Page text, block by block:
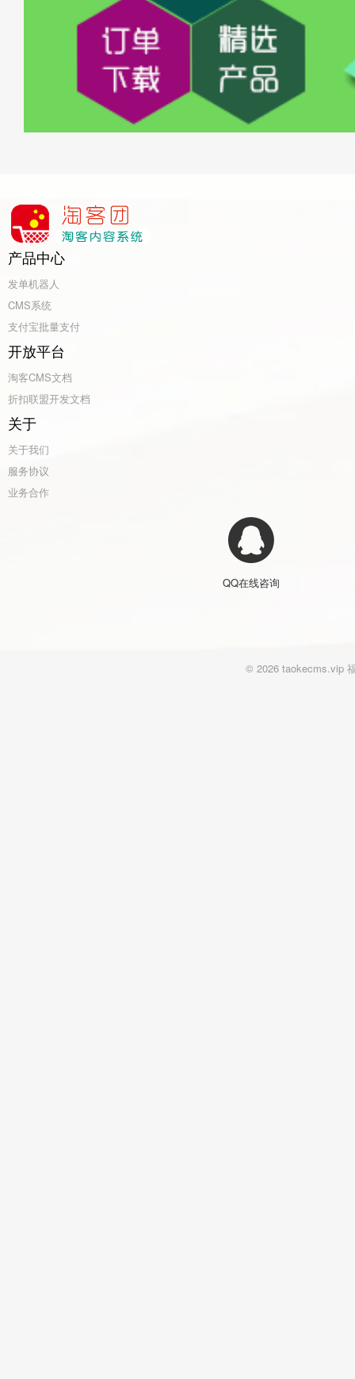
产品中心
发单机器人
CMS系统
支付宝批量支付
开放平台
淘客CMS文档
折扣联盟开发文档
关于
关于我们
服务协议
业务合作
QQ在线咨询
© 2026 taokecms.vip